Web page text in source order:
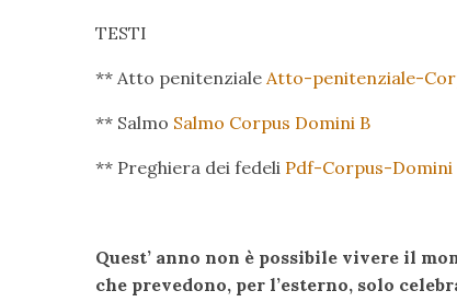
TESTI
** Atto penitenziale Atto-penitenziale-
** Salmo Salmo Corpus Domini B
** Preghiera dei fedeli Pdf-Corpus-Domini
Quest’ anno non è possibile vivere il
che prevedono, per l’esterno, solo